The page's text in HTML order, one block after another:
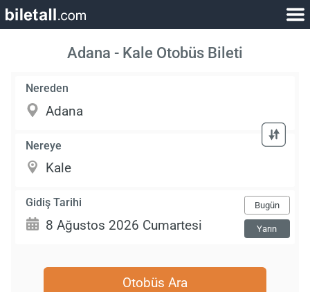
Adana - Kale Otobüs Bileti
Nereden
Nereye
Gidiş Tarihi Bugün
Yarın
Otobüs Ara